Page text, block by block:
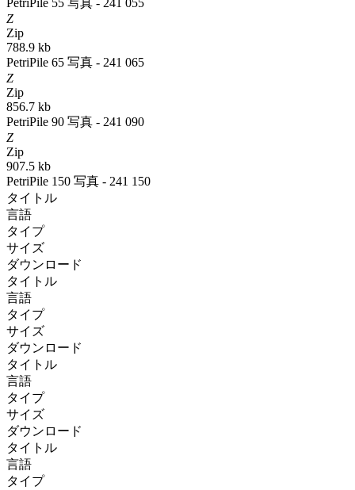
PetriPile 55 写真 - 241 055
Z
Zip
788.9 kb
PetriPile 65 写真 - 241 065
Z
Zip
856.7 kb
PetriPile 90 写真 - 241 090
Z
Zip
907.5 kb
PetriPile 150 写真 - 241 150
タイトル
言語
タイプ
サイズ
ダウンロード
タイトル
言語
タイプ
サイズ
ダウンロード
タイトル
言語
タイプ
サイズ
ダウンロード
タイトル
言語
タイプ